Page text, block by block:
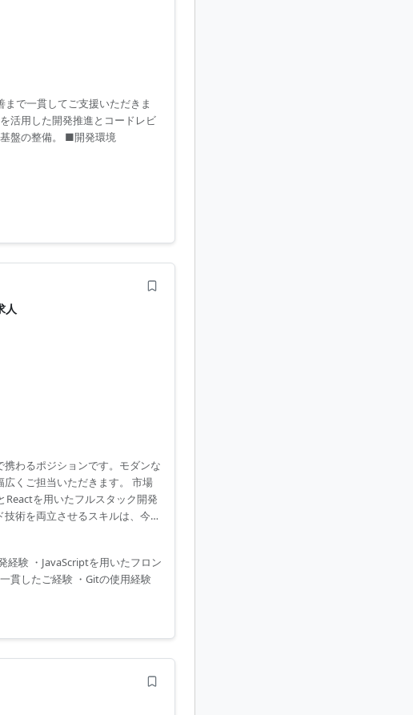
で一貫してご支援いただきま
活用した開発推進とコードレビ
盤の整備。 ■開発環境
人
わるポジションです。モダンな
くご担当いただきます。 市場
Reactを用いたフルスタック開発
術を両立させるスキルは、今後
経験 ・JavaScriptを用いたフロン
貫したご経験 ・Gitの使用経験